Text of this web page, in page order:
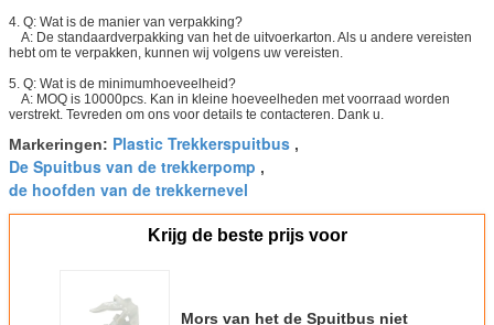
4. Q: Wat is de manier van verpakking?
A: De standaardverpakking van het de uitvoerkarton. Als u andere vereisten
hebt om te verpakken, kunnen wij volgens uw vereisten.
5. Q: Wat is de minimumhoeveelheid?
A: MOQ is 10000pcs. Kan in kleine hoeveelheden met voorraad worden
verstrekt. Tevreden om ons voor details te contacteren. Dank u.
Markeringen: Plastic Trekkerspuitbus ,
De Spuitbus van de trekkerpomp ,
de hoofden van de trekkernevel
Krijg de beste prijs voor
Mors van het de Spuitbus niet